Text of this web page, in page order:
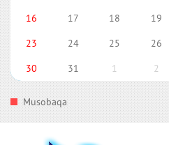
16
17 18 19
23
24 25 26
30
31 1 2
Musobaqa